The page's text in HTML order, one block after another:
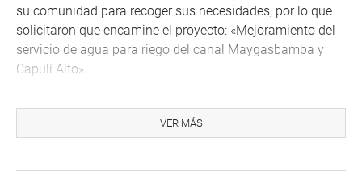
su comunidad para recoger sus necesidades, por lo que
solicitaron que encamine el proyecto: «Mejoramiento del
servicio de agua para riego del canal Maygasbamba y
Capulí Alto».
agua potable y saneamiento básico que beneficiará a
más de seis comunidades, «hemos realizado las
VER MÁS